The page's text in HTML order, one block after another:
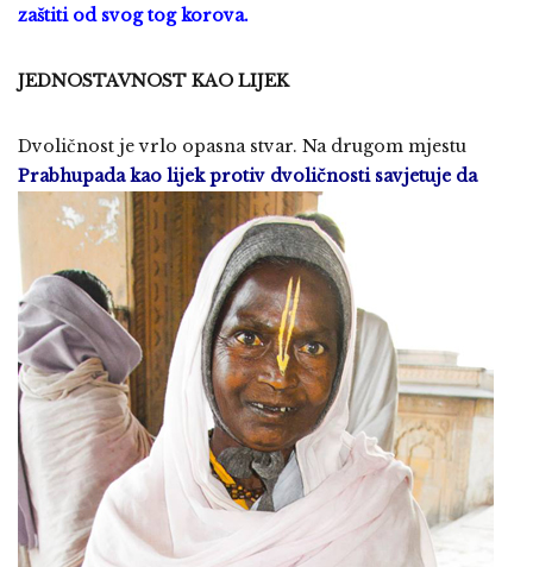
zaštiti od svog tog korova.
JEDNOSTAVNOST KAO LIJEK
Dvoličnost je vrlo opasna stvar. Na drugom mjestu
Prabhupada kao lijek protiv dvoličnosti savjetuje da